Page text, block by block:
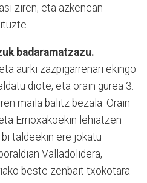
ziren; eta azkenean
badaramatzazu.
aurki zazpigarrenari ekingo
diote, eta orain gurea 3.
maila balitz bezala. Orain
Errioxakoekin lehiatzen
taldeekin ere jokatu
Valladolidera,
beste zenbait txokotara